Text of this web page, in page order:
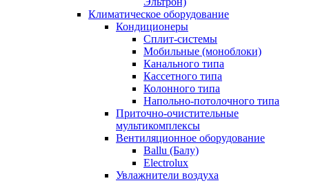
Климатическое оборудование
Кондиционеры
Сплит-системы
Мобильные (моноблоки)
Канального типа
Кассетного типа
Колонного типа
Напольно-потолочного типа
Приточно-очистительные
мультикомплексы
Вентиляционное оборудование
Ballu (Балу)
Electrolux
Увлажнители воздуха